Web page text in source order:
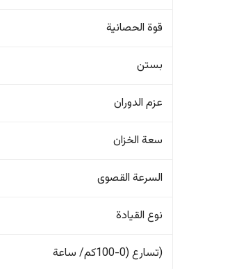
قوة الحصانية
بستن
عزم الدوران
سعة الخزان
السرعة القصوى
نوع القيادة
(تسارع (0-100كم/ ساعة